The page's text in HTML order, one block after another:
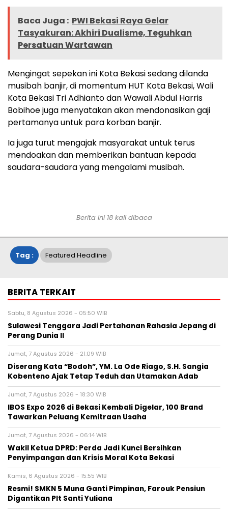
Baca Juga : PWI Bekasi Raya Gelar
Tasyakuran: Akhiri Dualisme, Teguhkan
Persatuan Wartawan
Mengingat sepekan ini Kota Bekasi sedang dilanda
musibah banjir, di momentum HUT Kota Bekasi, Wali
Kota Bekasi Tri Adhianto dan Wawali Abdul Harris
Bobihoe juga menyatakan akan mendonasikan gaji
pertamanya untuk para korban banjir.
Ia juga turut mengajak masyarakat untuk terus
mendoakan dan memberikan bantuan kepada
saudara-saudara yang mengalami musibah.
Berita ini 18 kali dibaca
Tag : Featured Headline
BERITA TERKAIT
Sabtu, 8 Agustus 2026 - 05:50 WIB
Sulawesi Tenggara Jadi Pertahanan Rahasia Jepang di
Perang Dunia II
Jumat, 7 Agustus 2026 - 21:09 WIB
Diserang Kata “Bodoh”, YM. La Ode Riago, S.H. Sangia
Kobenteno Ajak Tetap Teduh dan Utamakan Adab
Jumat, 7 Agustus 2026 - 18:30 WIB
IBOS Expo 2026 di Bekasi Kembali Digelar, 100 Brand
Tawarkan Peluang Kemitraan Usaha
Jumat, 7 Agustus 2026 - 06:14 WIB
Wakil Ketua DPRD: Perda Jadi Kunci Bersihkan
Penyimpangan dan Krisis Moral Kota Bekasi
Kamis, 6 Agustus 2026 - 15:55 WIB
Resmi! SMKN 5 Muna Ganti Pimpinan, Farouk Pensiun
Digantikan Plt Santi Yuliana